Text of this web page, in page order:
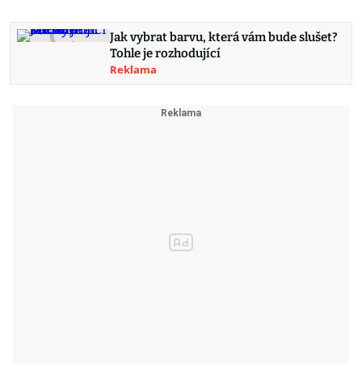
Jak vybrat barvu, která vám bude slušet?
Tohle je rozhodující
Reklama